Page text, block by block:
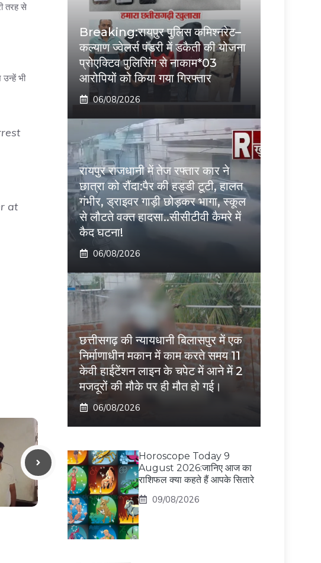
तरह से
भी
at
Breaking:रायपुर पुलिस कमिश्नरेट–
कल्याण ज्वेलर्स पंडरी में डकैती की योजना
प्रोएक्टिव पुलिसिंग से नाकाम*03
आरोपियों को किया गया गिरफ्तार
06/08/2026
रायपुर राजधानी में तेज रफ्तार कार ने
छात्रा को रौंदा:पैर की हड्डी टूटी, हालत
गंभीर, ड्राइवर गाड़ी छोड़कर भागा, स्कूल
से लौटते वक्त हादसा..सीसीटीवी कैमरे में
कैद घटना!
06/08/2026
छत्तीसगढ़ की न्यायधानी बिलासपुर में एक
निर्माणाधीन मकान में काम करते समय 11
केवी हाईटेंशन लाइन के चपेट में आने में 2
मजदूरों की मौके पर ही मौत हो गई।
06/08/2026
Horoscope Today 9
August 2026:जानिए आज का
राशिफल क्या कहते हैं आपके सितारे
09/08/2026